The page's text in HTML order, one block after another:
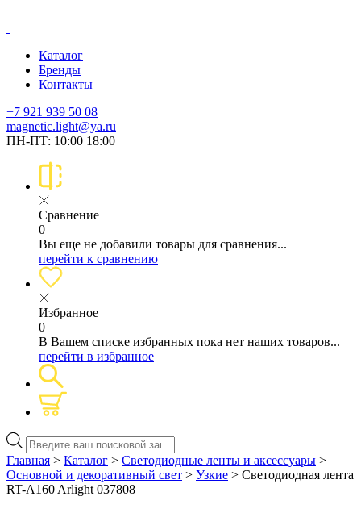
Каталог
Бренды
Контакты
+7 921 939 50 08
magnetic.light@ya.ru
ПН-ПТ: 10:00 18:00
Сравнение
0
Вы еще не добавили товары для сравнения...
перейти к сравнению
Избранное
0
В Вашем списке избранных пока нет наших товаров...
перейти в избранное
Поиск
товаров
Главная > Каталог > Светодиодные ленты и аксессуары >
Основной и декоративный свет > Узкие > Светодиодная лента
RT-A160 Arlight 037808